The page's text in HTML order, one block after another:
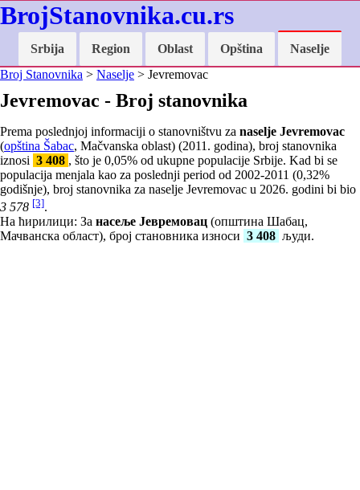
BrojStanovnika.cu.rs
Srbija Region Oblast Opština
Naselje
Broj Stanovnika > Naselje > Jevremovac
Jevremovac - Broj stanovnika
Prema poslednjoj informaciji o stanovništvu za naselje Jevremovac
(opština Šabac, Mačvanska oblast) (2011. godina), broj stanovnika
iznosi 3 408 , što je 0,05% od ukupne populacije Srbije. Kad bi se
populacija menjala kao za poslednji period od 2002-2011 (0,32%
godišnje), broj stanovnika za naselje Jevremovac u 2026. godini bi bio
3 578 [3].
На ћирилици: За насеље Јевремовац (општина Шабац,
Мачванска област), број становника износи 3 408 људи.